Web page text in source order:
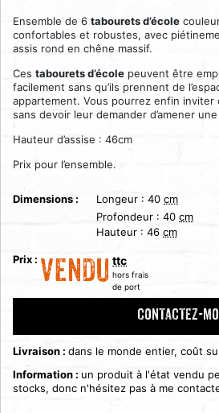
Ensemble de 6 tabourets d’école
confortables et robustes, avec
assis rond en chêne massif.
Ces tabourets d’école peuvent être
facilement sans qu’ils prennent de
appartement. Vous pourrez enfin inviter
sans devoir leur demander d’amener
Hauteur d’assise : 46cm
Prix pour l’ensemble.
Dimensions : Longeur : 40 cm
Profondeur : 40 cm
Hauteur : 46 cm
Prix : VENDU ttc
hors frais
de port
CONTACTEZ-
Livraison : dans le monde entier, coût
Information : un produit à l'état vendu
stocks, donc n'hésitez pas à me